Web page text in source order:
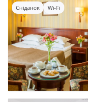
Сніданок Wi-Fi